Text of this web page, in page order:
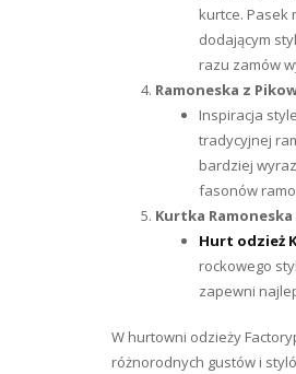
kurtce. Pasek
dodającym
razu zamów
Ramoneska z
Inspiracja
tradycyjnej
bardziej
fasonów
Kurtka
Hurt odzież
rockowego
zapewni
W hurtowni odzieży
różnorodnych gustów i